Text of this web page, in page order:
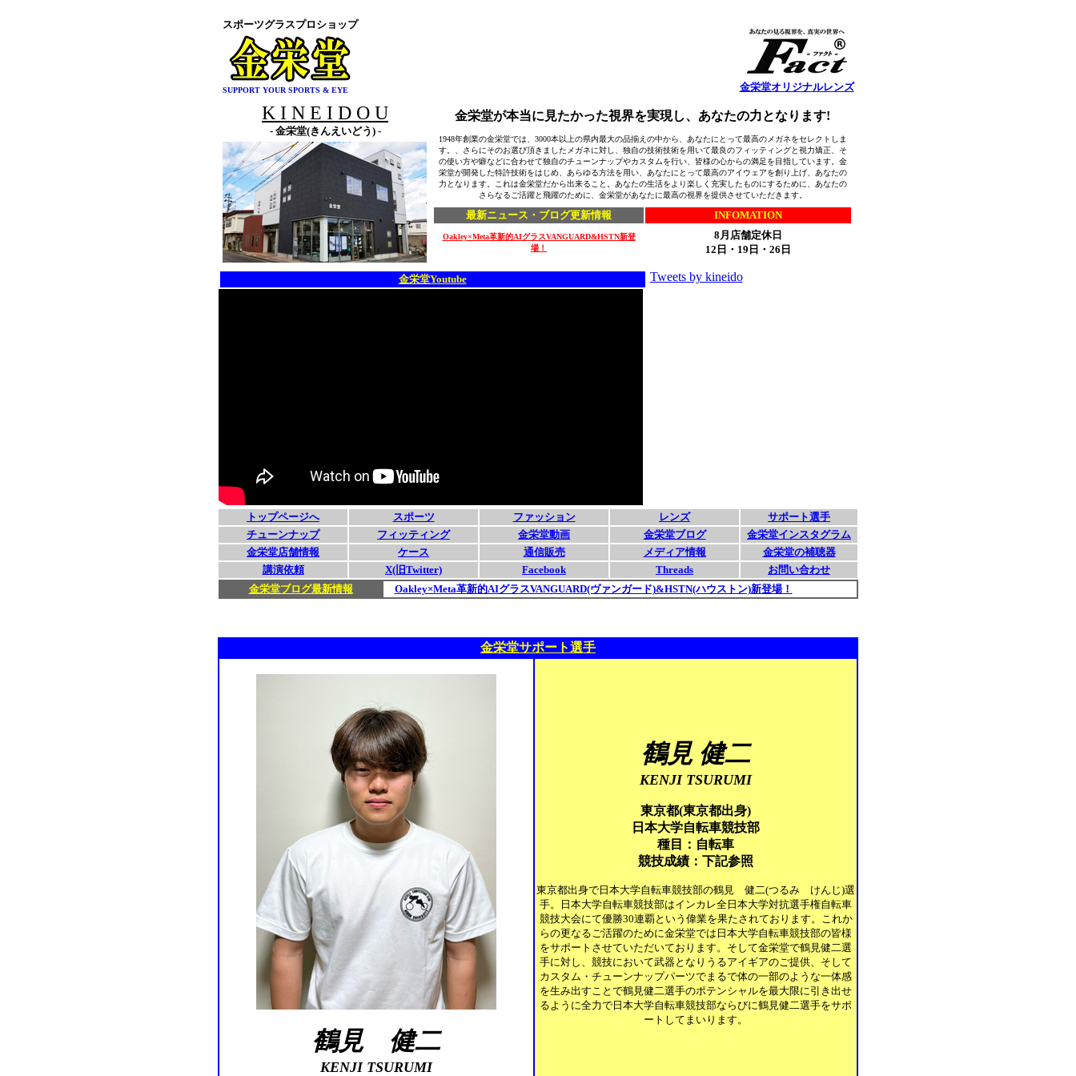
金栄堂サポート選手
鶴見 健二
KENJI TSURUMI
鶴見 健二
KENJI TSURUMI
東京都(東京都出身)
日本大学自転車競技部
種目：自転車
競技成績：下記参照
東京都出身で日本大学自転車競技部の鶴見 健二(つるみ けんじ)選
手。日本大学自転車競技部はインカレ全日本大学対抗選手権自転車
競技大会にて優勝30連覇という偉業を果たされております。これか
らの更なるご活躍のために金栄堂では日本大学自転車競技部の皆様
をサポートさせていただいております。そして金栄堂で鶴見健二選
手に対し、競技において武器となりうるアイギアのご提供、そして
カスタム・チューンナップパーツでまるで体の一部のような一体感
を生み出すことで鶴見健二選手のポテンシャルを最大限に引き出せ
るように全力で日本大学自転車競技部ならびに鶴見健二選手をサポ
ートしてまいります。